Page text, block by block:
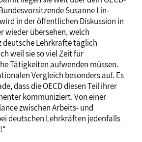
Susanne Lin-
in der öffentlichen Diskussion in
wieder übersehen, welch
deutsche Lehrkräfte täglich
weil sie so viel Zeit für
Tätigkeiten aufwenden müssen.
Vergleich besonders auf. Es
dass die OECD diesen Teil ihrer
kommuniziert. Von einer
zwischen Arbeits- und
deutschen Lehrkräften jedenfalls